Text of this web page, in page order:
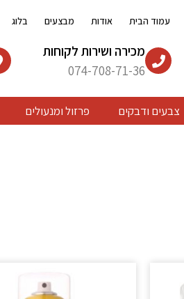
עמוד הבית אודות מבצעים בלוג
מכירה ושירות לקוחות
074-708-71-36
צבעים ודבקים פרזול ומנעולים